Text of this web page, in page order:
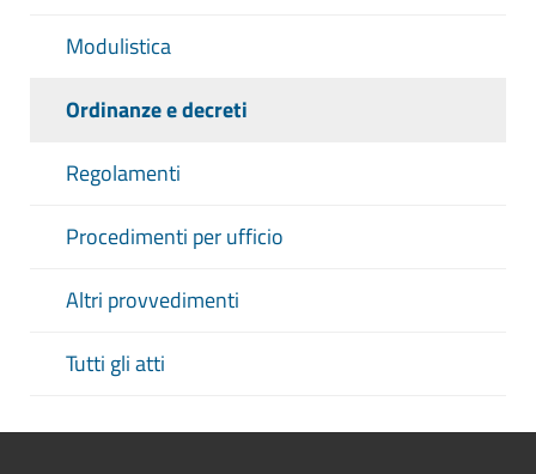
Modulistica
Ordinanze e decreti
Regolamenti
Procedimenti per ufficio
Altri provvedimenti
Tutti gli atti